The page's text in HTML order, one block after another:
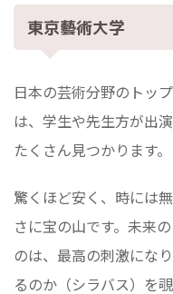
東京藝術大学
日本の芸術分野のトッ
は、学生や先生方が出
たくさん見つかります。
驚くほど安く、時には
さに宝の山です。未来
のは、最高の刺激にな
るのか（シラバス）を